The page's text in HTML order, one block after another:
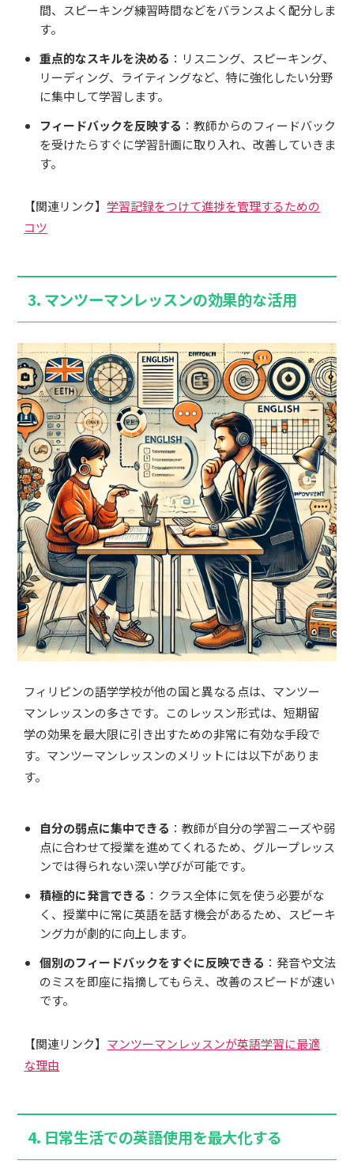
間、スピーキング練習時間などをバランスよく配分しま
す。
重点的なスキルを決める ：リスニング、スピーキング、
リーディング、ライティングなど、特に強化したい分野
に集中して学習します。
フィードバックを反映する ：教師からのフィードバック
を受けたらすぐに学習計画に取り入れ、改善していきま
す。
【関連リンク】学習記録をつけて進捗を管理するための
コツ
3. マンツーマンレッスンの効果的な活用
フィリピンの語学学校が他の国と異なる点は、マンツー
マンレッスンの多さです。このレッスン形式は、短期留
学の効果を最大限に引き出すための非常に有効な手段で
す。マンツーマンレッスンのメリットには以下がありま
す。
自分の弱点に集中できる ：教師が自分の学習ニーズや弱
点に合わせて授業を進めてくれるため、グループレッス
ンでは得られない深い学びが可能です。
積極的に発言できる ：クラス全体に気を使う必要がな
く、授業中に常に英語を話す機会があるため、スピーキ
ング力が劇的に向上します。
個別のフィードバックをすぐに反映できる ：発音や文法
のミスを即座に指摘してもらえ、改善のスピードが速い
です。
【関連リンク】 マンツーマンレッスンが英語学習に最適
な理由
4. 日常生活での英語使用を最大化する